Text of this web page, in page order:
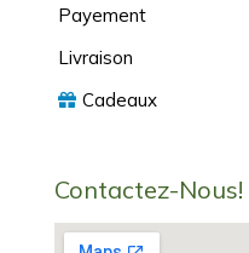
Payement
Livraison
Cadeaux
Contactez-Nous!